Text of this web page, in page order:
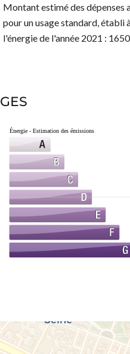
Montant estimé des dépenses
pour un usage standard, établi
l'énergie de l'année 2021 :
Énergie - Estimation des émissions